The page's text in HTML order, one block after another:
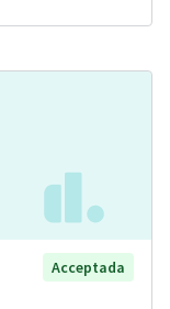
Acceptada